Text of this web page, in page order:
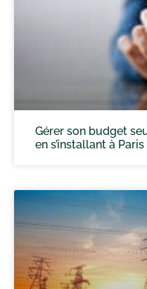
Gérer son budget
en s’installant à Paris